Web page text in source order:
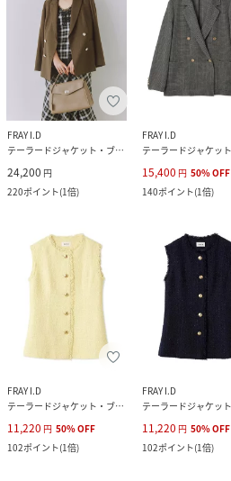
FRAY I.D
テーラードジャケット・ブレザー
24,200 円
220ポイント(1倍)
FRAY I.D
15,400 円 50%OFF
140ポイント(1倍)
FRAY I.D
テーラードジャケット・ブレザー
11,220 円 50%OFF
102ポイント(1倍)
FRAY I.D
11,220 円 50%OFF
102ポイント(1倍)